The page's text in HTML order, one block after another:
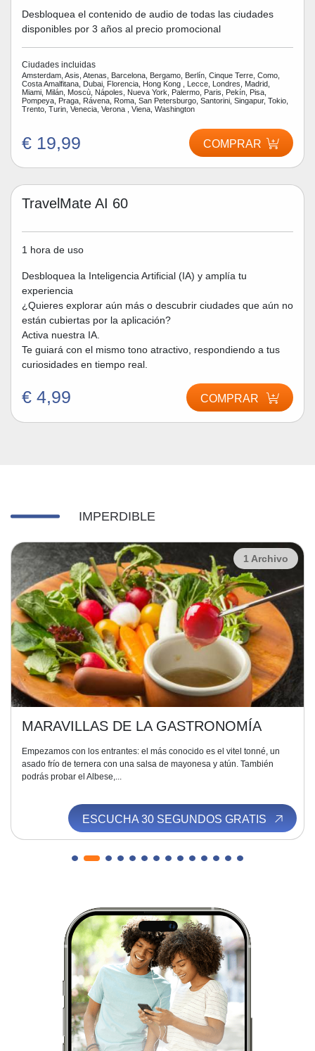
Desbloquea el contenido de audio de todas las ciudades
disponibles por 3 años al precio promocional
Ciudades incluidas
Amsterdam, Asis, Atenas, Barcelona, Bergamo, Berlín, Cinque Terre, Como,
Costa Amalfitana, Dubai, Florencia, Hong Kong , Lecce, Londres, Madrid,
Miami, Milán, Moscù, Nápoles, Nueva York, Palermo, Paris, Pekín, Pisa,
Pompeya, Praga, Rávena, Roma, San Petersburgo, Santorini, Singapur, Tokio,
Trento, Turin, Venecia, Verona , Viena, Washington
€ 19,99 COMPRAR
TravelMate AI 60
1 hora de uso
Desbloquea la Inteligencia Artificial (IA) y amplía tu
experiencia
¿Quieres explorar aún más o descubrir ciudades que aún no
están cubiertas por la aplicación?
Activa nuestra IA.
Te guiará con el mismo tono atractivo, respondiendo a tus
curiosidades en tiempo real.
€ 4,99 COMPRAR
IMPERDIBLE
1 Archivo
MARAVILLAS DE LA GASTRONOMÍA
Empezamos con los entrantes: el más conocido es el vitel tonné, un
asado frío de ternera con una salsa de mayonesa y atún. También
podrás probar el Albese,...
ESCUCHA 30 SEGUNDOS GRATIS